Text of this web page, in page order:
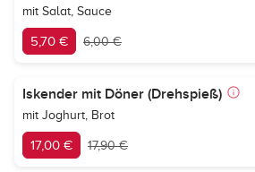
mit Salat, Sauce
5,70 € 6,00 €
Iskender mit Döner (Drehspieß)
mit Joghurt, Brot
17,00 € 17,90 €